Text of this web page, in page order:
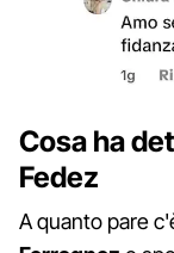
Cosa ha
Fedez
A quanto pare